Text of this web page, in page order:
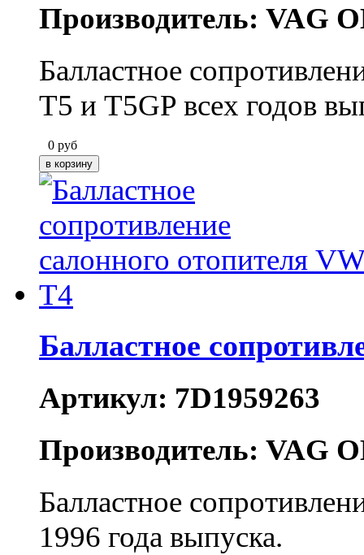
Производитель: VAG
Балластное
T5 и T5GP всех годов
0 руб
Балластное
Артикул: 7D1959263
Производитель: VAG
Балластное
1996 года выпуска.